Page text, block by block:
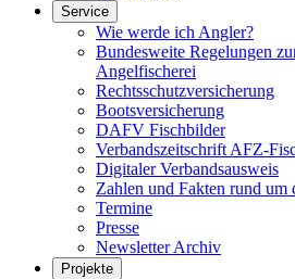
Service
Wie werde ich Angler?
Bundesweite Regelungen
Angelfischerei
Rechtsschutzversicherung
Bootsversicherung
DAFV Fischbilder
Verbandszeitschrift AFZ-
Digitaler Verbandsausweis
Zahlen und Fakten rund um
Termine
Presse
Newsletter Archiv
Projekte